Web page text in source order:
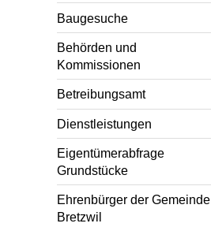
Baugesuche
Behörden und
Kommissionen
Betreibungsamt
Dienstleistungen
Eigentümerabfrage
Grundstücke
Ehrenbürger der Gemeinde
Bretzwil